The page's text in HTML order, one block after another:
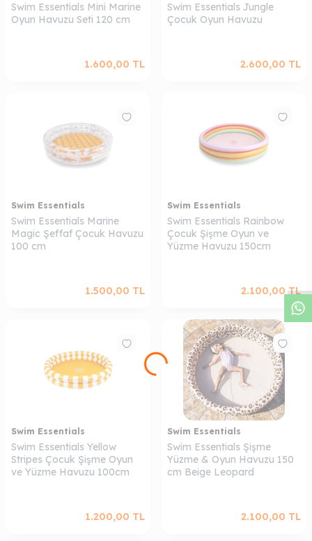
Swim Essentials Mini Marine
Oyun Havuzu Seti 120 cm
1.600,00 TL
Swim Essentials Jungle
Çocuk Oyun Havuzu
2.600,00 TL
Swim Essentials
Swim Essentials Marine
Magic Şeffaf Çocuk Havuzu
100 cm
1.500,00 TL
Swim Essentials
Swim Essentials Rainbow
Çocuk Şişme Oyun ve
Yüzme Havuzu 150cm
2.100,00 TL
Swim Essentials
Swim Essentials Yellow
Stripes Çocuk Şişme Oyun
ve Yüzme Havuzu 100cm
1.200,00 TL
Swim Essentials
Swim Essentials Şişme
Yüzme & Oyun Havuzu 150
cm Beige Leopard
2.100,00 TL